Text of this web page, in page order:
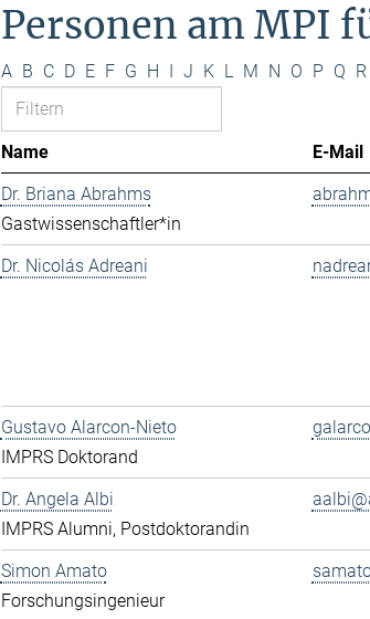
Personen am MPI
A B C D E F G H I J K L M N O P Q R
Name E-Mail
Dr. Briana Abrahms
Gastwissenschaftler*in
Dr. Nicolás Adreani
Gustavo Alarcon-Nieto
IMPRS Doktorand
Dr. Angela Albi
IMPRS Alumni, Postdoktorandin
Simon Amato
Forschungsingenieur